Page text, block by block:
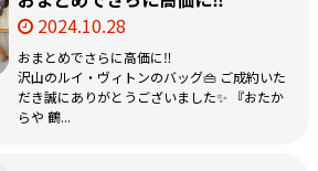
2024.10.28
おまとめでさらに高価に‼
沢山のルイ・ヴィトンのバッグ👜 ご成約いた
だき誠にありがとうございました✨ 『おたか
らや 鶴...